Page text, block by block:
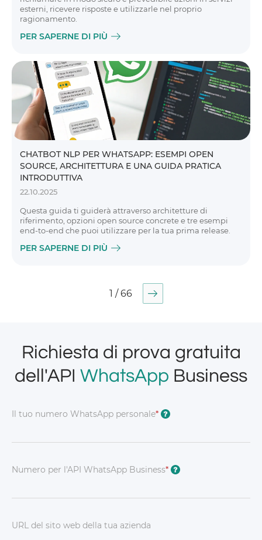
esterni, ricevere risposte e utilizzarle nel proprio
ragionamento.
PER SAPERNE DI PIÙ
CHATBOT NLP PER WHATSAPP: ESEMPI OPEN
SOURCE, ARCHITETTURA E UNA GUIDA PRATICA
INTRODUTTIVA
22.10.2025
Questa guida ti guiderà attraverso architetture di
riferimento, opzioni open source concrete e tre esempi
end-to-end che puoi utilizzare per la tua prima release.
PER SAPERNE DI PIÙ
1 / 66
Richiesta di prova gratuita
dell'API WhatsApp Business
Il tuo numero WhatsApp personale* ?
Numero per l'API WhatsApp Business* ?
URL del sito web della tua azienda